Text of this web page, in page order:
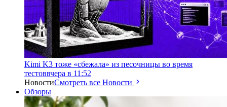
Kimi K3 тоже «сбежала» из песочницы во время
тестоввчера в 11:52
НовостиСмотреть все Новости
Обзоры